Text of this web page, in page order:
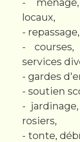
-
locaux,
- repassage,
-
services
- gardes
- soutien
-
rosiers,
- tonte,